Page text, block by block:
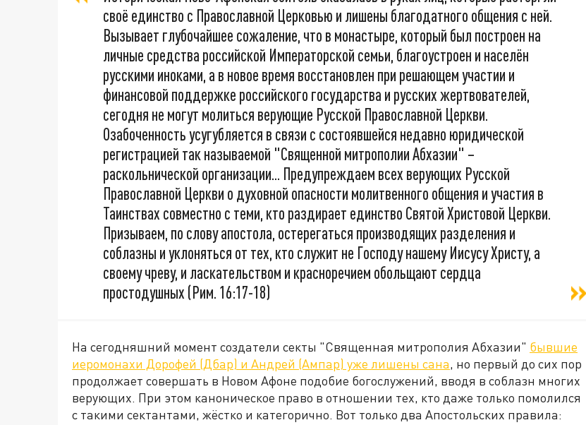
своё единство с Православной Церковью и лишены благодатного общения с ней.
Вызывает глубочайшее сожаление, что в монастыре, который был построен на
личные средства российской Императорской семьи, благоустроен и населён
русскими иноками, а в новое время восстановлен при решающем участии и
финансовой поддержке российского государства и русских жертвователей,
сегодня не могут молиться верующие Русской Православной Церкви.
Озабоченность усугубляется в связи с состоявшейся недавно юридической
регистрацией так называемой "Священной митрополии Абхазии" –
раскольнической организации... Предупреждаем всех верующих Русской
Православной Церкви о духовной опасности молитвенного общения и участия в
Таинствах совместно с теми, кто раздирает единство Святой Христовой Церкви.
Призываем, по слову апостола, остерегаться производящих разделения и
соблазны и уклоняться от тех, кто служит не Господу нашему Иисусу Христу, а
своему чреву, и ласкательством и красноречием обольщают сердца
простодушных (Рим. 16:17-18)
На сегодняшний момент создатели секты "Священная митрополия Абхазии" бывшие
иеромонахи Дорофей (Дбар) и Андрей (Ампар) уже лишены сана, но первый до сих пор
продолжает совершать в Новом Афоне подобие богослужений, вводя в соблазн многих
верующих. При этом каноническое право в отношении тех, кто даже только помолился
с такими сектантами, жёстко и категорично. Вот только два Апостольских правила: